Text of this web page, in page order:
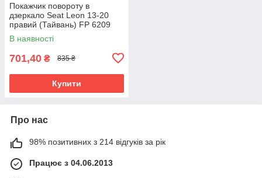
Покажчик повороту в
дзеркало Seat Leon 13-20
правий (Тайвань) FP 6209
M32
В наявності
701,40 ₴ 835 ₴
Купити
Про нас
98% позитивних з 214 відгуків за рік
Працює з 04.06.2013